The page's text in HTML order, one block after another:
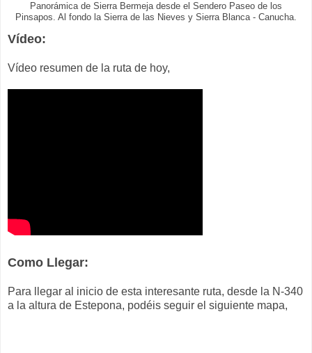
Panorámica de Sierra Bermeja desde el Sendero Paseo de los
Pinsapos. Al fondo la Sierra de las Nieves y Sierra Blanca - Canucha.
Vídeo:
Vídeo resumen de la ruta de hoy,
Como Llegar:
Para llegar al inicio de esta interesante ruta, desde la N-340
a la altura de Estepona, podéis seguir el siguiente mapa,